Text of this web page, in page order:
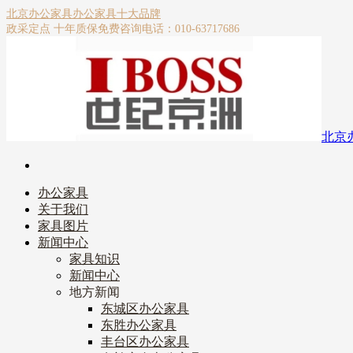
北京办公家具办公家具十大品牌
政采定点 十年质保免费咨询电话：010-63717686
北京
办公家具
关于我们
家具图片
新闻中心
家具知识
新闻中心
地方新闻
东城区办公家具
东胜办公家具
丰台区办公家具